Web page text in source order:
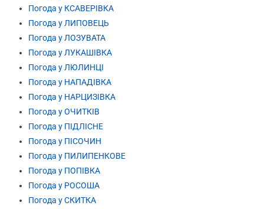
Погода у КСАВЕРІВКА
Погода у ЛИПОВЕЦЬ
Погода у ЛОЗУВАТА
Погода у ЛУКАШІВКА
Погода у ЛЮЛИНЦІ
Погода у НАПАДІВКА
Погода у НАРЦИЗІВКА
Погода у ОЧИТКІВ
Погода у ПІДЛІСНЕ
Погода у ПІСОЧИН
Погода у ПИЛИПЕНКОВЕ
Погода у ПОПІВКА
Погода у РОСОША
Погода у СКИТКА